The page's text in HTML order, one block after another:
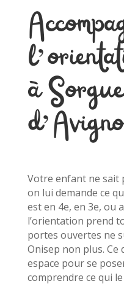
à
Votre enfant ne sait
on lui demande ce
est en 4e, en 3e, ou
l’orientation prend
portes ouvertes ne
Onisep non plus. Ce
espace pour se
comprendre ce qui